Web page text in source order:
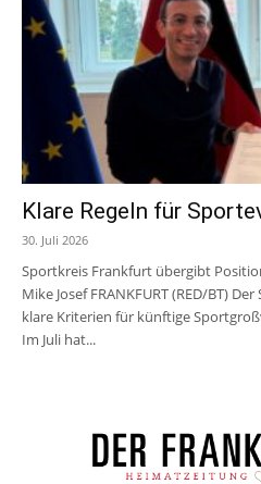
Klare Regeln für
30. Juli 2026
Sportkreis Frankfurt übergibt
Mike Josef FRANKFURT (RED/BT)
klare Kriterien für künftige
Im Juli hat...